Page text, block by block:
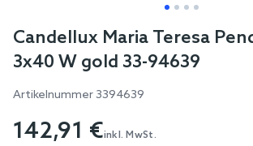
Skip
to
beginning
the
Candellux Maria Teresa
3x40 W gold 33-94639
Artikelnummer3394639
142,91 €inkl. MwSt.